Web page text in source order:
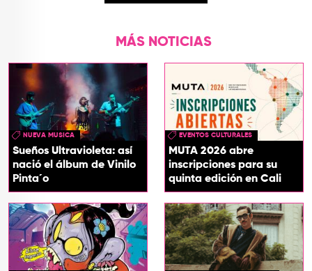
MÁS NOTICIAS
NUEVA MUSICA
Sueños Ultravioleta: así
nació el álbum de Vinilo
Pinta´o
EVENTOS CULTURALES
MUTA 2026 abre
inscripciones para su
quinta edición en Cali